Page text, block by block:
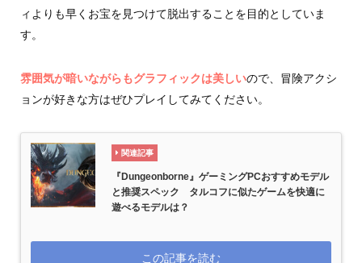
ィよりも早くお宝を見つけて脱出することを目的としていま
す。
雰囲気が暗いながらもグラフィックは美しいので、冒険アクシ
ョンが好きな方はぜひプレイしてみてください。
関連記事
『Dungeonborne』ゲーミングPCおすすめモデル
と推奨スペック タルコフに似たゲームを快適に
遊べるモデルは？
この記事を読む